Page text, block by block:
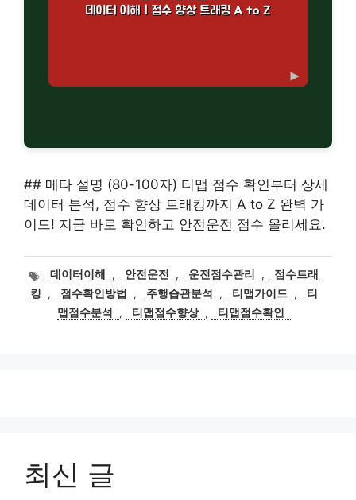
## 메타 설명 (80-100자) 티맵 점수 확인부터 상세
데이터 분석, 점수 향상 트래킹까지 A to Z 완벽 가
이드! 지금 바로 확인하고 안전운전 점수 올리세요.
태데이터이해 , 안전운전 , 운전점수관리 ,
점수트래
킹
, 점수확인방법 , 주행습관분석 , 티맵가이드 ,
티
맵점수분석
, 티맵점수향상 , 티맵점수확인
최신 글